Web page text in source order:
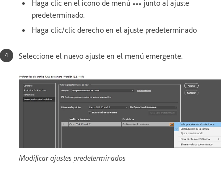
Haga clic en el icono de menú
junto al ajuste
predeterminado.
Haga clic/clic derecho en el ajuste predeterminado
Seleccione el nuevo ajuste en el menú emergente.
Modificar ajustes predeterminados